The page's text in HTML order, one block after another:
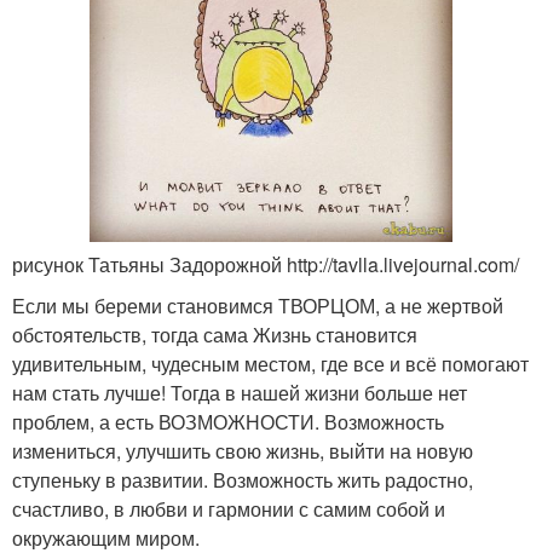
рисунок Татьяны Задорожной http://tavlla.livejournal.com/
Если мы береми становимся ТВОРЦОМ, а не жертвой
обстоятельств, тогда сама Жизнь становится
удивительным, чудесным местом, где все и всё помогают
нам стать лучше! Тогда в нашей жизни больше нет
проблем, а есть ВОЗМОЖНОСТИ. Возможность
измениться, улучшить свою жизнь, выйти на новую
ступеньку в развитии. Возможность жить радостно,
счастливо, в любви и гармонии с самим собой и
окружающим миром.